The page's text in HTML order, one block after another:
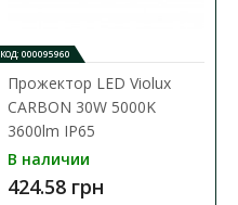
КОД: 000095960
Прожектор LED Violux
CARBON 30W 5000K
3600lm IP65
В наличии
424.58 грн